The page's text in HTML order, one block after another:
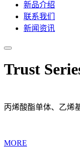
新品介绍
联系我们
新闻资讯
Trust
丙烯酸酯单体、乙烯
MORE